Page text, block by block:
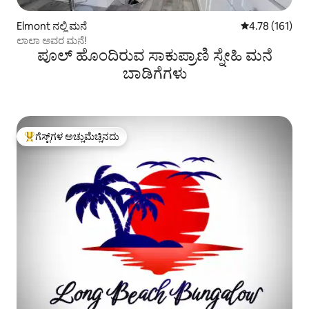
Elmont ನಲ್ಲಿ ಮನೆ 5 ರಲ್ಲಿ 4.78
4.78 (161)
ಲಾಲಾ ಅವರ ಮನೆ!
ಪೂಲ್ ಹೊಂದಿರುವ ಸಾಕುಪ್ರಾಣಿ ಸ್ನೇಹಿ ಮನೆ
ಬಾಡಿಗೆಗಳು
ಗೆಸ್ಟ್‌ಗಳಿಗೆ ಅತಿ ಹೆಚ್ಚು ಅಚ್ಚುಮೆಚ್ಚಿನದು
ಗೆಸ್ಟ್‌ಗಳ ಅಚ್ಚುಮೆಚ್ಚಿನದು